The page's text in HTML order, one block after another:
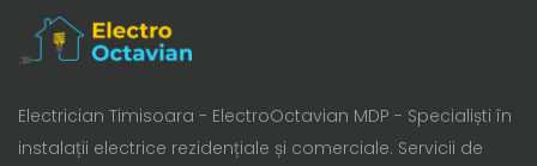
Electrician Timisoara - ElectroOctavian MDP - Specialiști în
instalații electrice rezidențiale și comerciale. Servicii de